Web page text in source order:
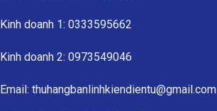
Kinh doanh 1: 0333595662
Kinh doanh 2: 0973549046
Email: thuhangbanlinhkiendientu@gmail.com